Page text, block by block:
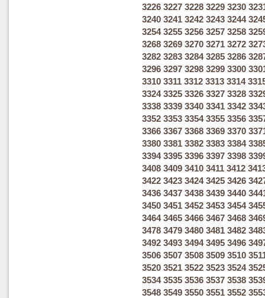
3226 3227 3228 3229 3230
3240 3241 3242 3243 3244
3254 3255 3256 3257 3258
3268 3269 3270 3271 3272
3282 3283 3284 3285 3286
3296 3297 3298 3299 3300
3310 3311 3312 3313 3314
3324 3325 3326 3327 3328
3338 3339 3340 3341 3342
3352 3353 3354 3355 3356
3366 3367 3368 3369 3370
3380 3381 3382 3383 3384
3394 3395 3396 3397 3398
3408 3409 3410 3411 3412
3422 3423 3424 3425 3426
3436 3437 3438 3439 3440
3450 3451 3452 3453 3454
3464 3465 3466 3467 3468
3478 3479 3480 3481 3482
3492 3493 3494 3495 3496
3506 3507 3508 3509 3510
3520 3521 3522 3523 3524
3534 3535 3536 3537 3538
3548 3549 3550 3551 3552